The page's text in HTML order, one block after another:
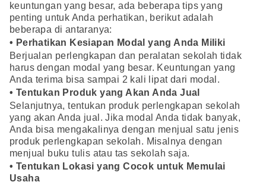
keuntungan yang besar, ada beberapa tips yang
penting untuk Anda perhatikan, berikut adalah
beberapa di antaranya:
• Perhatikan Kesiapan Modal yang Anda Miliki
Berjualan perlengkapan dan peralatan sekolah tidak
harus dengan modal yang besar. Keuntungan yang
Anda terima bisa sampai 2 kali lipat dari modal.
• Tentukan Produk yang Akan Anda Jual
Selanjutnya, tentukan produk perlengkapan sekolah
yang akan Anda jual. Jika modal Anda tidak banyak,
Anda bisa mengakalinya dengan menjual satu jenis
produk perlengkapan sekolah. Misalnya dengan
menjual buku tulis atau tas sekolah saja.
• Tentukan Lokasi yang Cocok untuk Memulai
Usaha